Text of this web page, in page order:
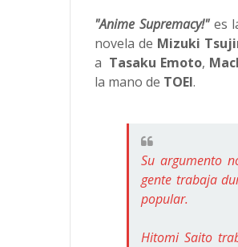
"Anime Supremacy!"es
novela de Mizuki
a Tasaku Emoto,
la mano de TOEI.
Su argumento
gente trabaja
popular.
Hitomi Saito